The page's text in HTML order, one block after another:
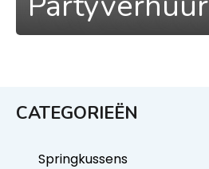
CATEGORIEËN
Springkussens